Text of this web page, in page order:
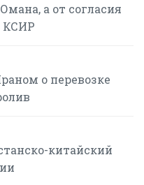
а от согласия
КСИР
о перевозке
китайский